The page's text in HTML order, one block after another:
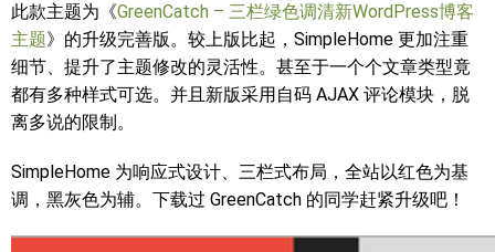
此款主题为《GreenCatch – 三栏绿色调清新WordPress博客
主题》的升级完善版。较上版比起，SimpleHome 更加注重
细节、提升了主题修改的灵活性。甚至于一个个文章类型竟
都有多种样式可选。并且新版采用自码 AJAX 评论模块，脱
离多说的限制。
SimpleHome 为响应式设计、三栏式布局，全站以红色为基
调，黑灰色为辅。下载过 GreenCatch 的同学赶紧升级吧！